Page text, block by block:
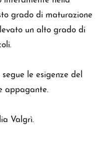
grado di maturazione
un alto grado di
le esigenze del
appagante.
Valgrì.